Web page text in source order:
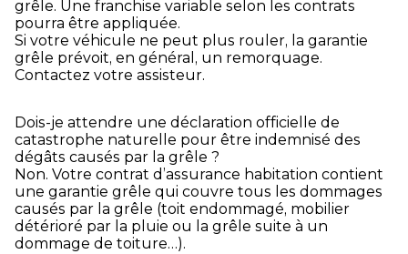
grêle. Une franchise variable selon les contrats
pourra être appliquée.
Si votre véhicule ne peut plus rouler, la garantie
grêle prévoit, en général, un remorquage.
Contactez votre assisteur.
Dois-je attendre une déclaration officielle de
catastrophe naturelle pour être indemnisé des
dégâts causés par la grêle ?
Non. Votre contrat d’assurance habitation contient
une garantie grêle qui couvre tous les dommages
causés par la grêle (toit endommagé, mobilier
détérioré par la pluie ou la grêle suite à un
dommage de toiture…).